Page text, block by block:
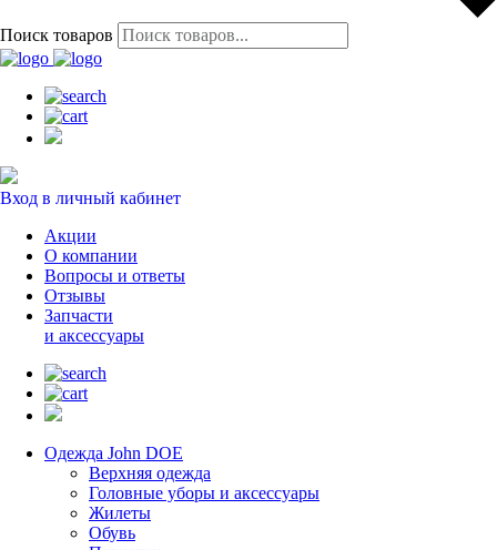
Поиск товаров
Вход в личный кабинет
Акции
О компании
Вопросы и ответы
Отзывы
Запчасти
и аксессуары
Одежда John DOE
Верхняя одежда
Головные уборы и аксессуары
Жилеты
Обувь